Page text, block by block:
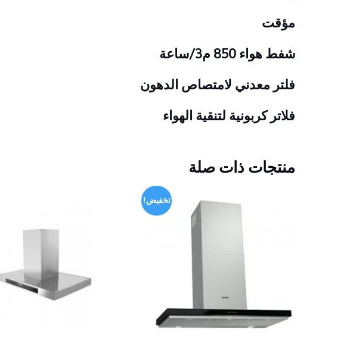
مؤقت
شفط هواء 850 م3/ساعة
فلتر معدني لامتصاص الدهون
فلاتر كربونية لتنقية الهواء
منتجات ذات صلة
تخفيض!